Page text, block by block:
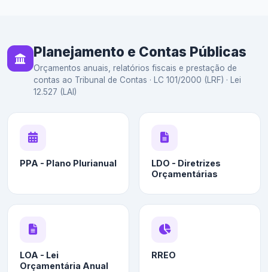
Planejamento e Contas Públicas
Orçamentos anuais, relatórios fiscais e prestação de
contas ao Tribunal de Contas · LC 101/2000 (LRF) · Lei
12.527 (LAI)
PPA - Plano Plurianual
LDO - Diretrizes
Orçamentárias
LOA - Lei
Orçamentária Anual
RREO